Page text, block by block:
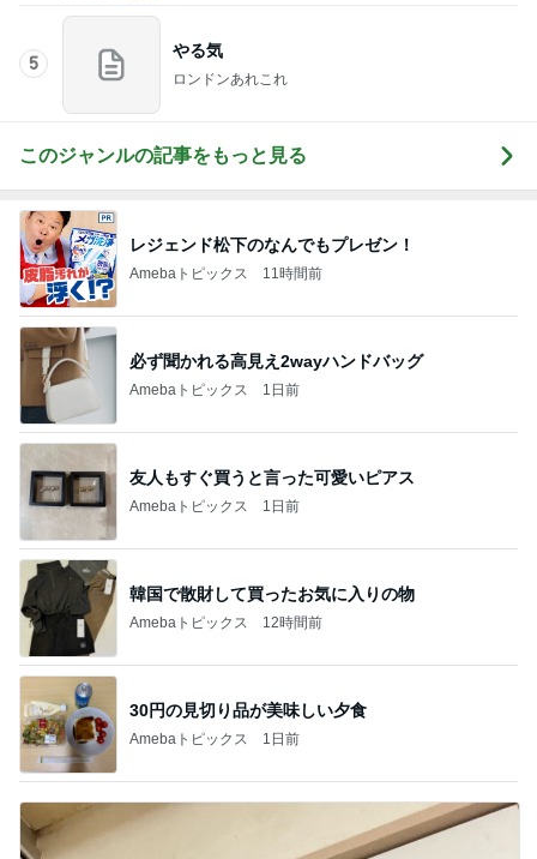
5
やる気
ロンドンあれこれ
このジャンルの記事をもっと見る
レジェンド松下のなんでもプレゼン！
Amebaトピックス 11時間前
必ず聞かれる高見え2wayハンドバッグ
Amebaトピックス 1日前
友人もすぐ買うと言った可愛いピアス
Amebaトピックス 1日前
韓国で散財して買ったお気に入りの物
Amebaトピックス 12時間前
30円の見切り品が美味しい夕食
Amebaトピックス 1日前